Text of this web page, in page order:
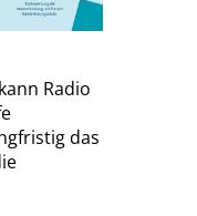
Radio
das